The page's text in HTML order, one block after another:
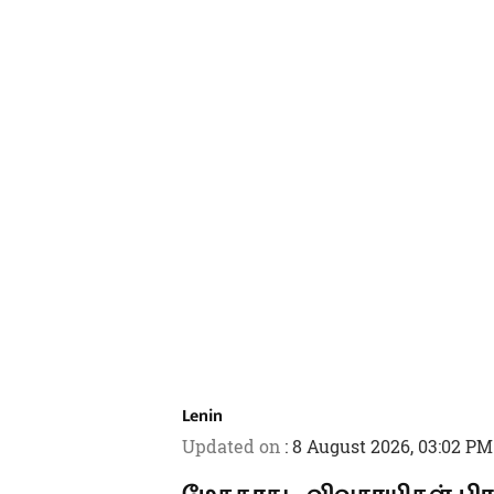
Updated on
மேகதாது , விவசாயிகள்